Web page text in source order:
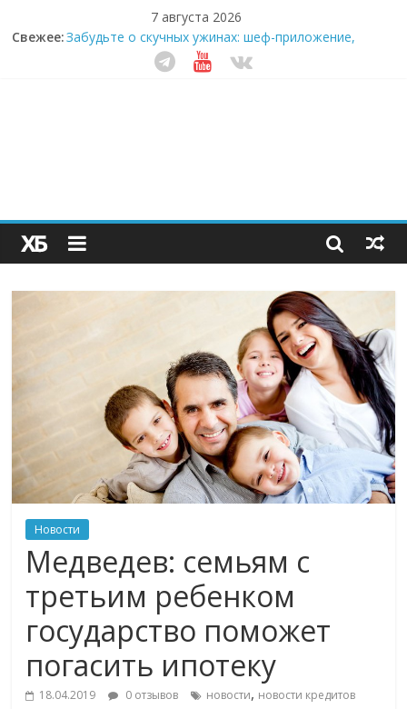
7 августа 2026
Свежее:Забудьте о скучных ужинах: шеф-приложение,
которое видит вашу еду насквозь
Небо зовёт: как бизнес на полётах дронов и
Секрет супергидратации: почему кокосовая вода с
пребиотиками становится главным трендом
здорового питания
Новости
Медведев: семьям с
третьим ребенком
государство поможет
погасить ипотеку
18.04.2019 0 отзывов новости, новости кредитов